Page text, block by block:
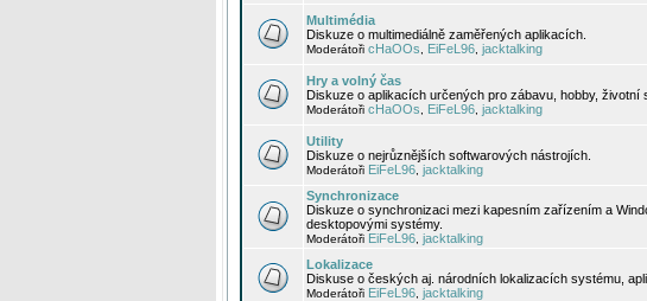
Multimédia
Diskuze o multimediálně zaměřených aplikacích.
Moderátoři cHaOOs EiFeL96 jacktalking
Hry a volný čas
Diskuze o aplikacích určených pro zábavu, hobby, životní
Moderátoři cHaOOs EiFeL96 jacktalking
Utility
Diskuze o nejrůznějších softwarových nástrojích.
Moderátoři EiFeL96 jacktalking
Synchronizace
Diskuze o synchronizaci mezi kapesním zařízením a
desktopovými systémy.
Moderátoři EiFeL96 jacktalking
Lokalizace
Diskuse o českých aj. národních lokalizacích systému,
Moderátoři EiFeL96 jacktalking